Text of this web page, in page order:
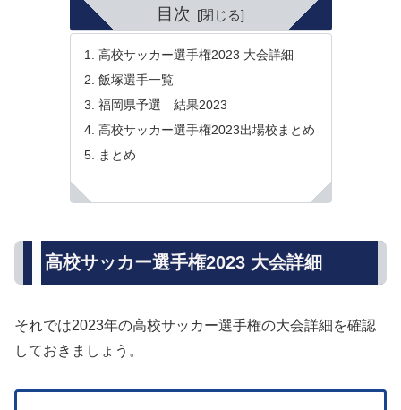
目次
高校サッカー選手権2023 大会詳細
飯塚選手一覧
福岡県予選 結果2023
高校サッカー選手権2023出場校まとめ
まとめ
高校サッカー選手権2023 大会詳細
それでは2023年の高校サッカー選手権の大会詳細を確認
しておきましょう。